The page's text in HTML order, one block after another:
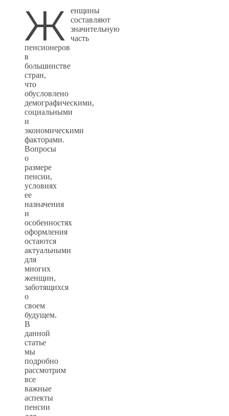
Ж
енщины
составляют
значительную
часть
пенсионеров
в
большинстве
стран,
что
обусловлено
демографическими,
социальными
и
экономическими
факторами.
Вопросы
о
размере
пенсии,
условиях
ее
назначения
и
особенностях
оформления
остаются
актуальными
для
многих
женщин,
заботящихся
о
своем
будущем.
В
данной
статье
мы
подробно
рассмотрим
все
важные
аспекты
пенсии